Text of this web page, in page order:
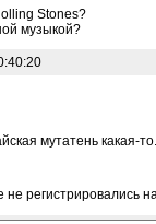
Stones?
музыкой?
мутатень какая-то.
регистрировались